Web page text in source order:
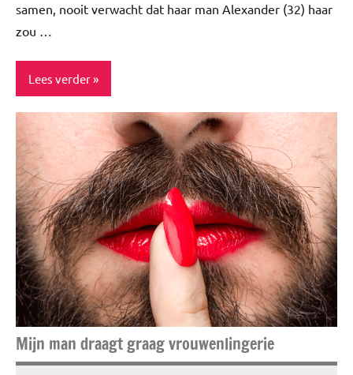
samen, nooit verwacht dat haar man Alexander (32) haar
zou …
Lees verder
Blog
Interview
Story's
Mijn man draagt graag vrouwenlingerie